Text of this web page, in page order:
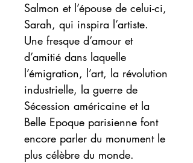
Salmon et l’épouse de celui-ci,
Sarah, qui inspira l’artiste.
Une fresque d’amour et
d’amitié dans laquelle
l’émigration, l’art, la révolution
industrielle, la guerre de
Sécession américaine et la
Belle Epoque parisienne font
encore parler du monument le
plus célèbre du monde.